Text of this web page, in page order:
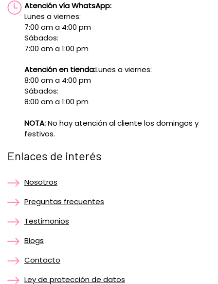
Atención vía WhatsApp:
Lunes a viernes:
7:00 am a 4:00 pm
Sábados:
7:00 am a 1:00 pm
Atención en tienda:Lunes a viernes:
8:00 am a 4:00 pm
Sábados:
8:00 am a 1:00 pm
NOTA:No hay atención al cliente los domingos y
festivos.
Enlaces de interés
Nosotros
Preguntas frecuentes
Testimonios
Blogs
Contacto
Ley de protección de datos